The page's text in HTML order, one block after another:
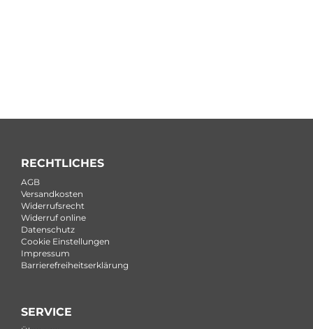
RECHTLICHES
AGB
Versandkosten
Widerrufsrecht
Widerruf online
Datenschutz
Cookie Einstellungen
Impressum
Barrierefreiheitserklärung
SERVICE